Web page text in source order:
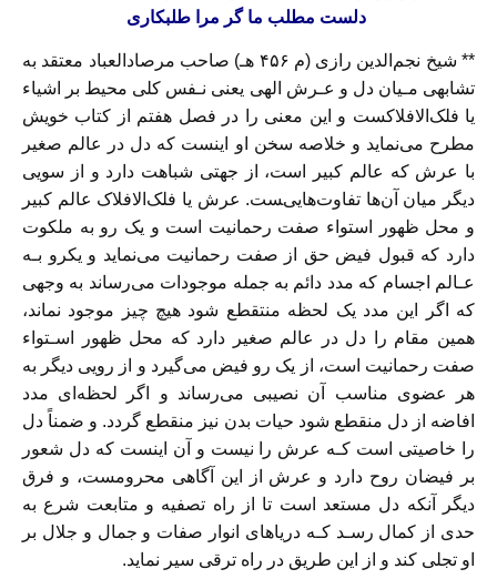
دلست مطلب ما گر مرا‌ طلبکاری‌
** شیخ نجم‌الدین رازی (م ۴۵۶ هـ) صاحب‌ مرصادالعباد معتقد به
تشابهی مـیان دل و عـرش الهی یعنی نـفس کلی محیط بر اشیاء
یا فلک‌الافلاکست و این معنی را در فصل هفتم‌ از‌ کتاب خویش
مطرح می‌نماید‌ و خلاصه‌ سخن او اینست که دل در عالم صغیر
با عرش که عالم کبیر است، از جهتی شباهت دارد و از سویی
دیگر میان آن‌ها تفاوت‌هایی‌‍ست. عرش یا فلک‌الافلاک عالم کبیر‌
و محل‌ ظهور استواء صفت رحمانیت است و یک رو به ملکوت
دارد که قبول فیض حق از صفت رحمانیت می‌نماید و یکرو بـه
عـالم اجسام که مدد دائم به جمله موجودات می‌رساند به‌ وجهی‌
که اگر‌ این مدد یک لحظه منتقطع شود هیچ چیز موجود نماند،
همین مقام را دل در عالم صغیر‌ دارد که محل ظهور اسـتواء
صفت رحمانیت است، از یک رو‌ فیض‌ می‌گیرد‌ و از رویی دیگر به
هر عضوی مناسب آن نصیبی می‌رساند و اگر لحظه‌ای مدد
افاضه از دل منقطع ‌شود‌ حیات بدن نیز منقطع گردد. و ضمناً دل
را خاصیتی است کـه عرش را‌ نیست‌ و آن‌ اینست که دل شعور
بر فیضان روح دارد و عرش از این آگاهی محرومست، و فرق
دیگر‌ آنکه دل مستعد است تا از راه تصفیه و متابعت شرع به
حدی از‌ کمال رسـد کـه دریاهای‌ انوار‌ صفات و جمال و جلال بر
او تجلی کند و از این طریق در راه ترقی سیر نماید.